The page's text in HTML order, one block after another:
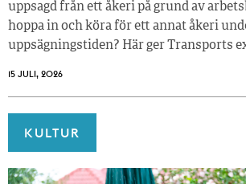
uppsagd från ett åkeri på grund av
hoppa in och köra för ett annat åkeri
uppsägningstiden? Här ger Transports
15 JULI, 2026
KULTUR